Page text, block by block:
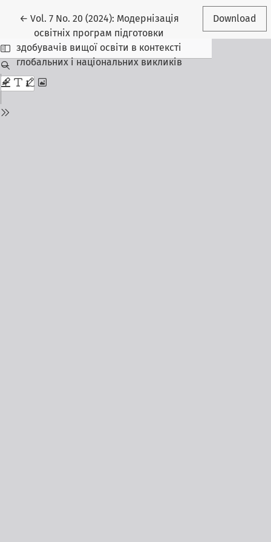
← Return to Article Details
Vol. 7 No. 20 (2024): Модернізація
освітніх програм підготовки
здобувачів вищої освіти в контексті
глобальних і національних викликів
Download